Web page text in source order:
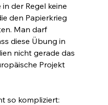
der Regel keine
den Papierkrieg
Man darf
diese Übung in
nicht gerade das
Projekt
so kompliziert: